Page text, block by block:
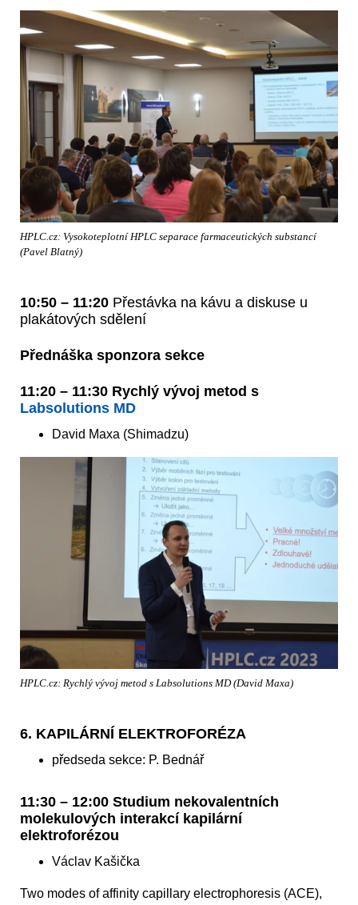
HPLC.cz: Vysokoteplotní HPLC separace farmaceutických substancí
(Pavel Blatný)
10:50 – 11:20 Přestávka na kávu a diskuse u
plakátových sdělení
Přednáška sponzora sekce
11:20 – 11:30 Rychlý vývoj metod s
Labsolutions MD
David Maxa (Shimadzu)
HPLC.cz: Rychlý vývoj metod s Labsolutions MD (David Maxa)
6. KAPILÁRNÍ ELEKTROFORÉZA
předseda sekce: P. Bednář
11:30 – 12:00 Studium nekovalentních
molekulových interakcí kapilární
elektroforézou
Václav Kašička
Two modes of affinity capillary electrophoresis (ACE),